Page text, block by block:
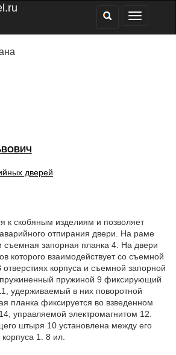
дверей
к скобяным изделиям и позволяет
отпирания двери. На раме
запорная планка 4. На двери
которого взаимодействует со съемной
корпуса и съемной запорной
пружиной 9 фиксирующий
удерживаемый в них поворотной
планка фиксируется во взведенном
управляемой электромагнитом 12.
штыря 10 установлена между его
1. 8 ил.